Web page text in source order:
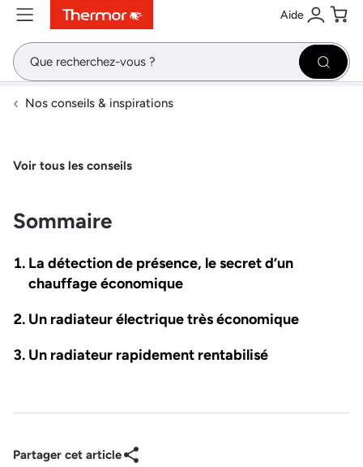
ContenuMenuRecherche Aide
Se
Nos conseils & inspirations
Voir tous les conseils
Sommaire
La détection de présence, le secret d’un
chauffage économique
Un radiateur électrique très économique
Un radiateur rapidement rentabilisé
Partager cet article